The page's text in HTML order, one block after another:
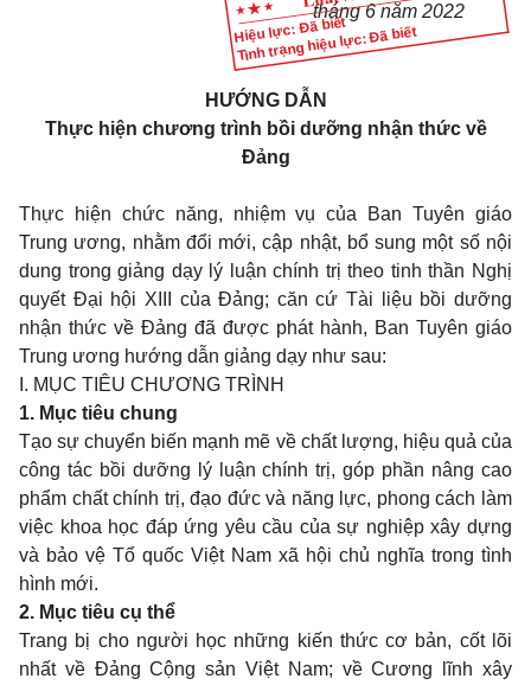
Hiệu lực: Đã biết
Tình trạng hiệu lực: Đã biết
tháng 6 năm 2022
HƯỚNG DẪN
Thực hiện chương trình bồi dưỡng nhận thức về
Đảng
Thực hiện chức năng, nhiệm vụ của Ban Tuyên giáo
Trung ương, nhằm đổi mới, cập nhật, bổ sung một số nội
dung trong giảng dạy lý luận chính trị theo tinh thần Nghị
quyết Đại hội XIII của Đảng; căn cứ Tài liệu bồi dưỡng
nhận thức về Đảng đã được phát hành, Ban Tuyên giáo
Trung ương hướng dẫn giảng dạy như sau:
I. MỤC TIÊU CHƯƠNG TRÌNH
1. Mục tiêu chung
Tạo sự chuyển biến mạnh mẽ về chất lượng, hiệu quả của
công tác bồi dưỡng lý luận chính trị, góp phần nâng cao
phẩm chất chính trị, đạo đức và năng lực, phong cách làm
việc khoa học đáp ứng yêu cầu của sự nghiệp xây dựng
và bảo vệ Tổ quốc Việt Nam xã hội chủ nghĩa trong tình
hình mới.
2. Mục tiêu cụ thể
Trang bị cho người học những kiến thức cơ bản, cốt lõi
nhất về Đảng Cộng sản Việt Nam; về Cương lĩnh xây